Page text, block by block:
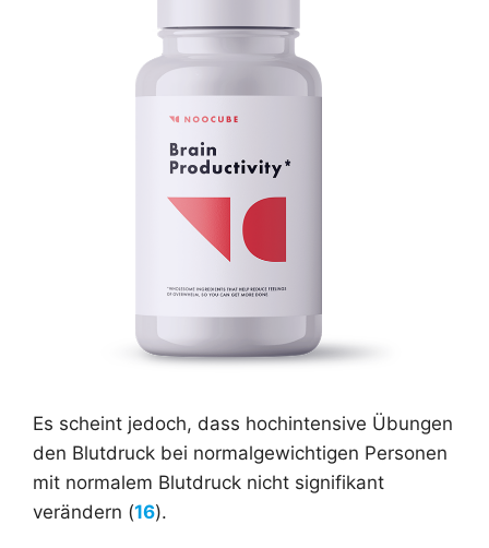
Es scheint jedoch, dass hochintensive Übungen
den Blutdruck bei normalgewichtigen Personen
mit normalem Blutdruck nicht signifikant
verändern (16).